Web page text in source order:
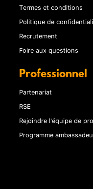
Termes et conditions
Politique de
Recrutement
Foire aux questions
Professionnel
Partenariat
RSE
Rejoindre l'équipe de
Programme